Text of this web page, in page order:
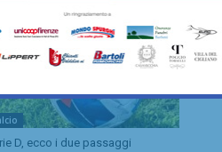
D, ecco i due passaggi